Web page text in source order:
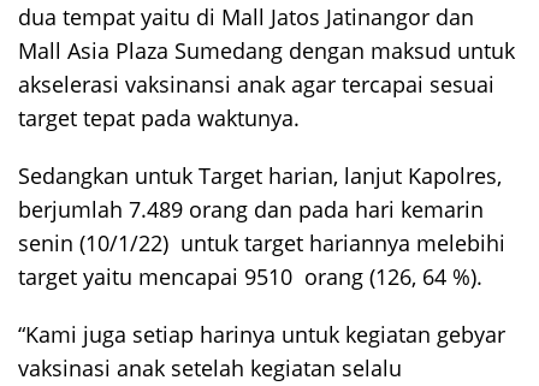
dua tempat yaitu di Mall Jatos Jatinangor dan
Mall Asia Plaza Sumedang dengan maksud untuk
akselerasi vaksinansi anak agar tercapai sesuai
target tepat pada waktunya.
Sedangkan untuk Target harian, lanjut Kapolres,
berjumlah 7.489 orang dan pada hari kemarin
senin (10/1/22) untuk target hariannya melebihi
target yaitu mencapai 9510 orang (126, 64 %).
“Kami juga setiap harinya untuk kegiatan gebyar
vaksinasi anak setelah kegiatan selalu